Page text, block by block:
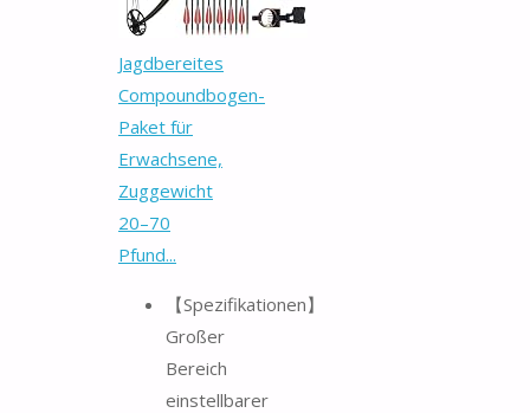
Jagdbereites
Compoundbogen-
Paket für
Erwachsene,
Zuggewicht
20–70
Pfund...
【Spezifikationen】
Großer
Bereich
einstellbarer